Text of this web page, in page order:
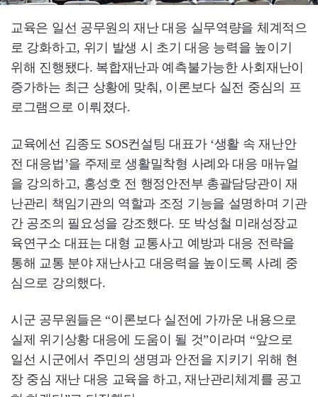
교육은 일선 공무원의 재난 대응 실무역량을 체계적으
로 강화하고, 위기 발생 시 초기 대응 능력을 높이기
위해 진행됐다. 복합재난과 예측불가능한 사회재난이
증가하는 최근 상황에 맞춰, 이론보다 실전 중심의 프
로그램으로 이뤄졌다.
교육에선 김종도 SOS컨설팅 대표가 ‘생활 속 재난안
전 대응법’을 주제로 생활밀착형 사례와 대응 매뉴얼
을 강의하고, 홍성호 전 행정안전부 총괄담당관이 재
난관리 책임기관의 역할과 조정 기능을 설명하며 기관
간 공조의 필요성을 강조했다. 또 박성철 미래성장교
육연구소 대표는 대형 교통사고 예방과 대응 전략을
통해 교통 분야 재난사고 대응력을 높이도록 사례 중
심으로 강의했다.
시군 공무원들은 “이론보다 실전에 가까운 내용으로
실제 위기상황 대응에 도움이 될 것”이라며 “앞으로
일선 시군에서 주민의 생명과 안전을 지키기 위해 현
장 중심 재난 대응 교육을 하고, 재난관리체계를 공고